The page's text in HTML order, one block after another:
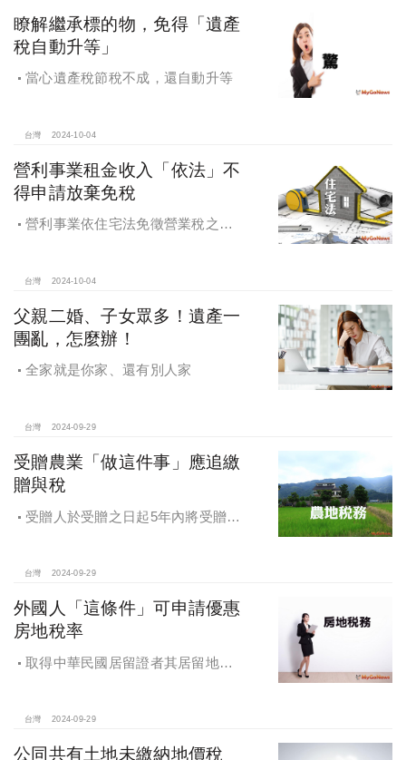
瞭解繼承標的物，免得「遺產
稅自動升等」
當心遺產稅節稅不成，還自動升等
台灣 2024-10-04
營利事業租金收入「依法」不
得申請放棄免稅
營利事業依住宅法免徵營業稅之租
台灣 2024-10-04
父親二婚、子女眾多！遺產一
團亂，怎麼辦！
全家就是你家、還有別人家
台灣 2024-09-29
受贈農業「做這件事」應追繳
贈與稅
受贈人於受贈之日起5年內將受贈之
台灣 2024-09-29
外國人「這條件」可申請優惠
房地稅率
取得中華民國居留證者其居留地址
台灣 2024-09-29
公同共有土地未繳納地價稅